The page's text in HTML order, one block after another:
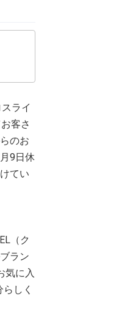
ライ
客さ
のお
9日休
てい
（ク
ラン
気に入
しく